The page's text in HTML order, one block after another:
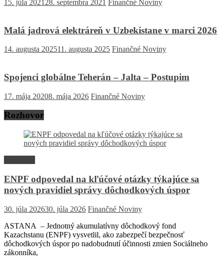
15. júla 2021 28. septembra 2021 Finančné Noviny
Malá jadrová elektráreň v Uzbekistane v marci 2026
14. augusta 202511. augusta 2025 Finančné Noviny
Spojenci globálne Teherán – Jalta – Postupim
17. mája 20208. mája 2026 Finančné Noviny
Rozhovor
ENPF odpovedal na kľúčové otázky týkajúce sa
nových pravidiel správy dôchodkových úspor
30. júla 202630. júla 2026 Finančné Noviny
ASTANA – Jednotný akumulatívny dôchodkový fond
Kazachstanu (ENPF) vysvetlil, ako zabezpečí bezpečnosť
dôchodkových úspor po nadobudnutí účinnosti zmien Sociálneho
zákonníka,